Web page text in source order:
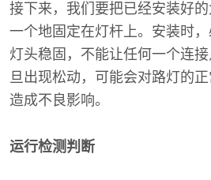
接下来，我们要把已经安装好
一个地固定在灯杆上。安装时
灯头稳固，不能让任何一个连
旦出现松动，可能会对路灯的
造成不良影响。
运行检测判断